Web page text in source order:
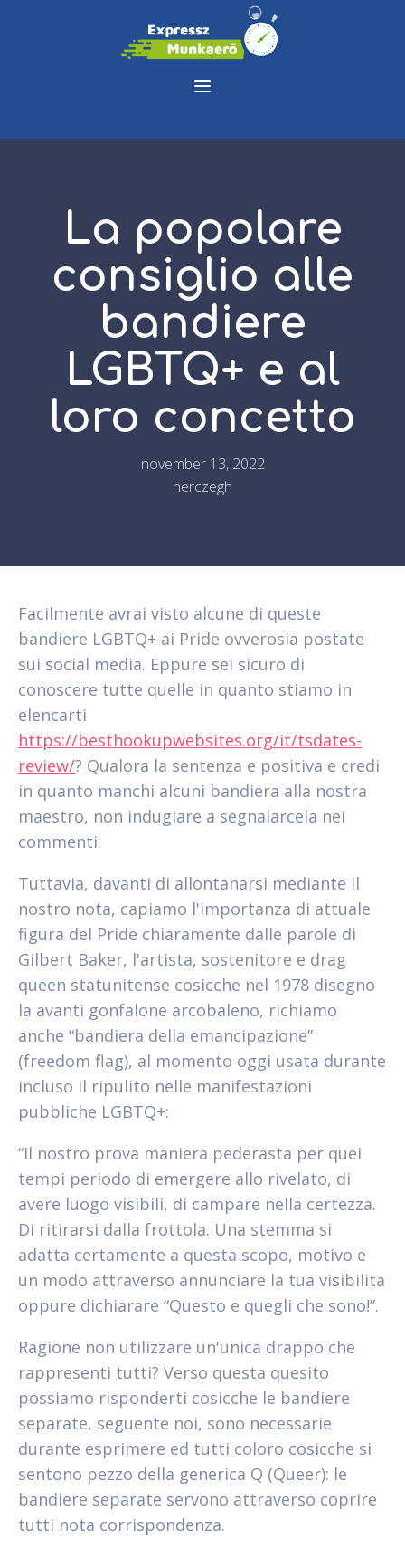
La popolare
consiglio alle
bandiere
LGBTQ+ e al
loro concetto
november 13, 2022
herczegh
Facilmente avrai visto alcune di queste
bandiere LGBTQ+ ai Pride ovverosia postate
sui social media. Eppure sei sicuro di
conoscere tutte quelle in quanto stiamo in
elencarti
https://besthookupwebsites.org/it/tsdates-
review/? Qualora la sentenza e positiva e credi
in quanto manchi alcuni bandiera alla nostra
maestro, non indugiare a segnalarcela nei
commenti.
Tuttavia, davanti di allontanarsi mediante il
nostro nota, capiamo l'importanza di attuale
figura del Pride chiaramente dalle parole di
Gilbert Baker, l'artista, sostenitore e drag
queen statunitense cosicche nel 1978 disegno
la avanti gonfalone arcobaleno, richiamo
anche “bandiera della emancipazione”
(freedom flag), al momento oggi usata durante
incluso il ripulito nelle manifestazioni
pubbliche LGBTQ+:
“Il nostro prova maniera pederasta per quei
tempi periodo di emergere allo rivelato, di
avere luogo visibili, di campare nella certezza.
Di ritirarsi dalla frottola. Una stemma si
adatta certamente a questa scopo, motivo e
un modo attraverso annunciare la tua visibilita
oppure dichiarare “Questo e quegli che sono!”.
Ragione non utilizzare un'unica drappo che
rappresenti tutti? Verso questa quesito
possiamo risponderti cosicche le bandiere
separate, seguente noi, sono necessarie
durante esprimere ed tutti coloro cosicche si
sentono pezzo della generica Q (Queer): le
bandiere separate servono attraverso coprire
tutti nota corrispondenza.